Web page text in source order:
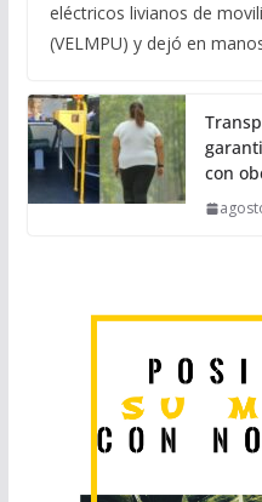
eléctricos livianos de
(VELMPU) y dejó en
con